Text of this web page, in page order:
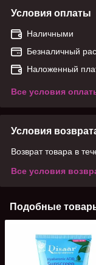
Условия оплаты
Наличными
Безналичный
Наложенный
Все условия
Условия
Возврат товара в
Все условия
Подобные